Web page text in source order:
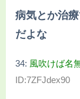
病気とか治
だよな
34: 風吹けば名
ID:7ZFJdex90